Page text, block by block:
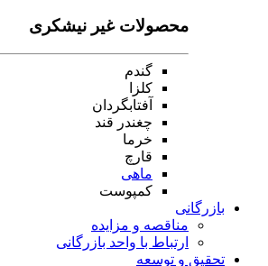
محصولات غیر نیشکری
گندم
کلزا
آفتابگردان
چغندر قند
خرما
قارچ
ماهی
کمپوست
بازرگانی
مناقصه و مزایده
ارتباط با واحد بازرگانی
تحقیق و توسعه